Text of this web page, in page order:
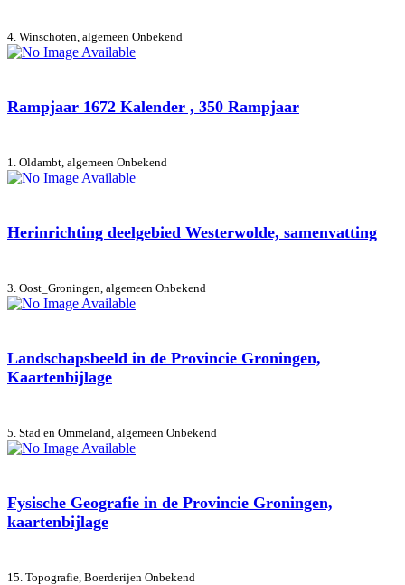
4. Winschoten, algemeen Onbekend
Rampjaar 1672 Kalender , 350 Rampjaar
1. Oldambt, algemeen Onbekend
Herinrichting deelgebied Westerwolde, samenvatting
3. Oost_Groningen, algemeen Onbekend
Landschapsbeeld in de Provincie Groningen,
Kaartenbijlage
5. Stad en Ommeland, algemeen Onbekend
Fysische Geografie in de Provincie Groningen,
kaartenbijlage
15. Topografie, Boerderijen Onbekend